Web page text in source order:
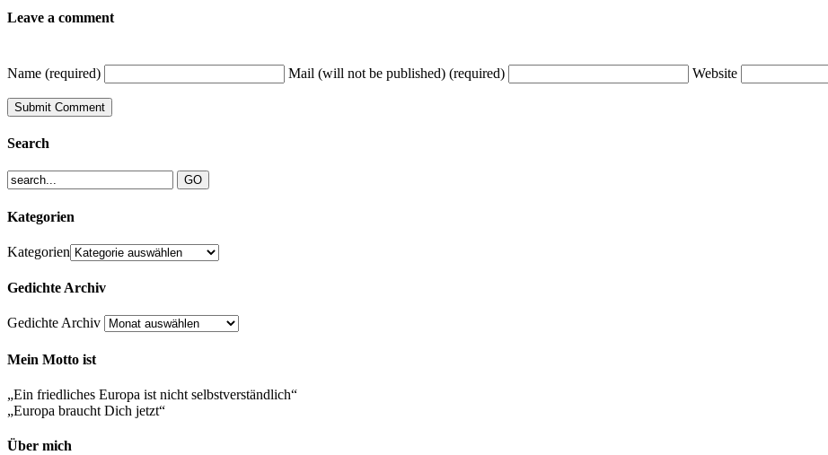
Leave a comment
Name (required) Mail (will not be published) (required) Website
Search
Kategorien
Kategorien
Gedichte Archiv
Gedichte Archiv
Mein Motto ist
„Ein friedliches Europa ist nicht selbstverständlich“
„Europa braucht Dich jetzt“
Über mich